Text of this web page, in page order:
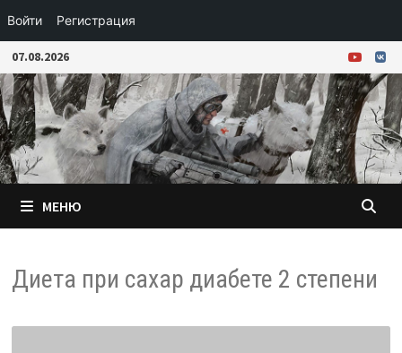
Войти Регистрация
Перейти
к
содержимому
07.08.2026
МЕНЮ
Диета при сахар диабете 2 степени